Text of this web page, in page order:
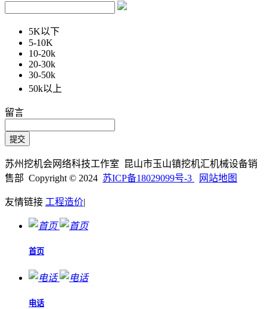
5K以下
5-10K
10-20k
20-30k
30-50k
50k以上
留言
苏州挖机会网络科技工作室 昆山市玉山镇挖机汇机械设备销
售部 Copyright © 2024 苏ICP备18029099号-3 网站地图
友情链接 工程造价|
首页
电话